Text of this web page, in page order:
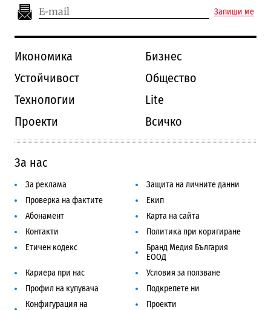
Запиши ме
Икономика
Бизнес
Устойчивост
Общество
Технологии
Lite
Проекти
Всичко
За нас
За реклама
Защита на личните данни
Проверка на фактите
Екип
Абонамент
Карта на сайта
Контакти
Политика при коригиране
Етичен кодекс
Бранд Медия България
ЕООД
Кариера при нас
Условия за ползване
Профил на купувача
Подкрепете ни
Конфигурация на
Проекти